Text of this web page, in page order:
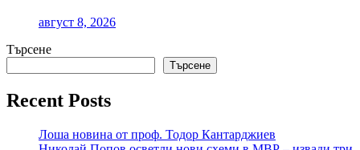
август 8, 2026
Търсене
Търсене
Recent Posts
Лоша новина от проф. Тодор Кантарджиев